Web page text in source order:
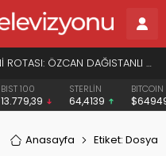
DÜZCE SİYASETİNİN YENİ ROTASI: ÖZCAN DAĞISTANLI VE “HERKESİN BAŞKANI” VİZYONU
BIST 100
13.779,39
STERLİN
64,4139
BITCOIN
Anasayfa Etiket: Dosya